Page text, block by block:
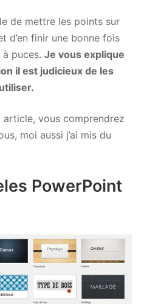
de mettre les points sur
d’en finir une bonne fois
puces. Je vous explique
il est judicieux de les
article, vous comprendrez
moi aussi j’ai mis du
PowerPoint